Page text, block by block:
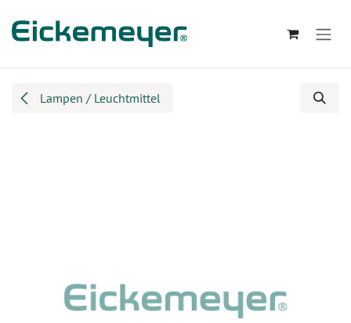
Lampen / Leuchtmittel